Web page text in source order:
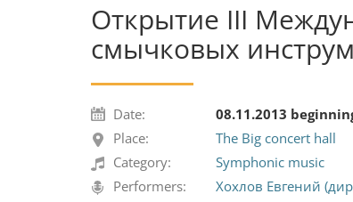
Открытие III
смычковых
Date:
08.11.2013
Place:
The Big concert hall
Category:
Symphonic music
Performers:
Хохлов Евгений